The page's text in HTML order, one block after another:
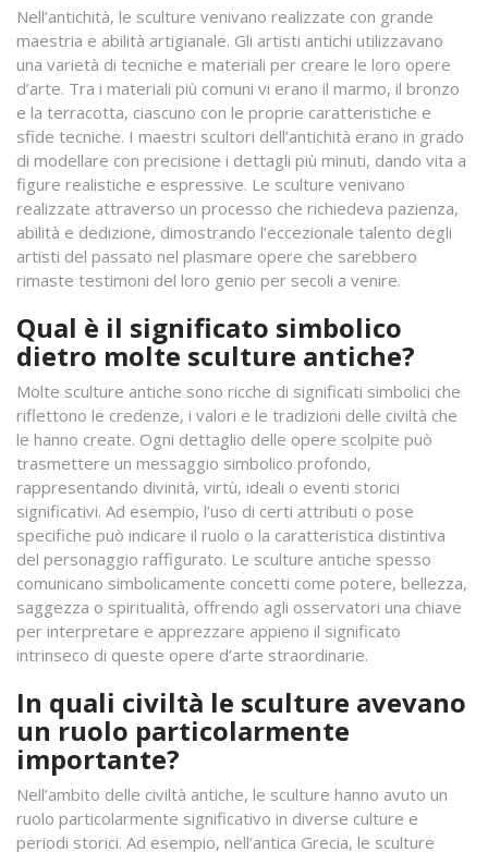
Nell’antichità, le sculture venivano realizzate con grande
maestria e abilità artigianale. Gli artisti antichi utilizzavano
una varietà di tecniche e materiali per creare le loro opere
d’arte. Tra i materiali più comuni vi erano il marmo, il bronzo
e la terracotta, ciascuno con le proprie caratteristiche e
sfide tecniche. I maestri scultori dell’antichità erano in grado
di modellare con precisione i dettagli più minuti, dando vita a
figure realistiche e espressive. Le sculture venivano
realizzate attraverso un processo che richiedeva pazienza,
abilità e dedizione, dimostrando l’eccezionale talento degli
artisti del passato nel plasmare opere che sarebbero
rimaste testimoni del loro genio per secoli a venire.
Qual è il significato simbolico
dietro molte sculture antiche?
Molte sculture antiche sono ricche di significati simbolici che
riflettono le credenze, i valori e le tradizioni delle civiltà che
le hanno create. Ogni dettaglio delle opere scolpite può
trasmettere un messaggio simbolico profondo,
rappresentando divinità, virtù, ideali o eventi storici
significativi. Ad esempio, l’uso di certi attributi o pose
specifiche può indicare il ruolo o la caratteristica distintiva
del personaggio raffigurato. Le sculture antiche spesso
comunicano simbolicamente concetti come potere, bellezza,
saggezza o spiritualità, offrendo agli osservatori una chiave
per interpretare e apprezzare appieno il significato
intrinseco di queste opere d’arte straordinarie.
In quali civiltà le sculture avevano
un ruolo particolarmente
importante?
Nell’ambito delle civiltà antiche, le sculture hanno avuto un
ruolo particolarmente significativo in diverse culture e
periodi storici. Ad esempio, nell’antica Grecia, le sculture